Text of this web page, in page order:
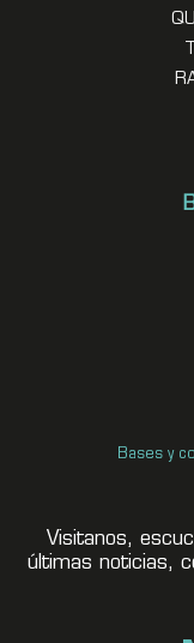
Bases y
Visitanos,
últimas noticias,